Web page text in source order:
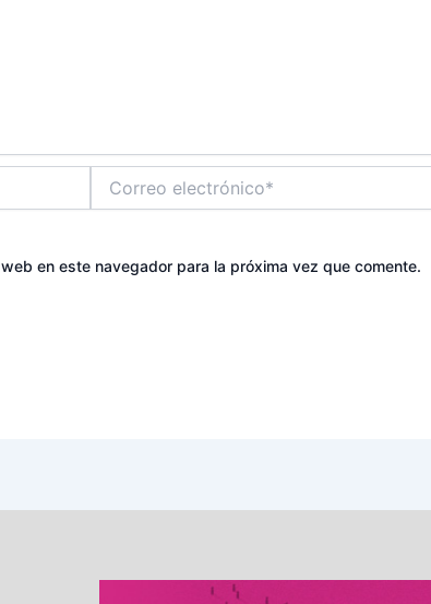
electrónico*
en este navegador para la próxima vez que comente.